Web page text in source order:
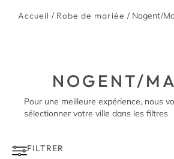
Accueil / Robe de mariée / Nogent/
NOGENT/
Pour une meilleure expérience, nous
sélectionner votre ville dans les filtres
FILTRER